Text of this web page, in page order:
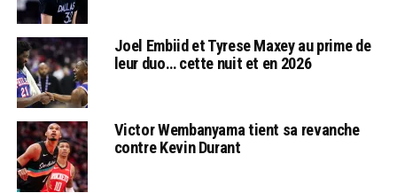
Joel Embiid et Tyrese Maxey au prime de
leur duo… cette nuit et en 2026
Victor Wembanyama tient sa revanche
contre Kevin Durant